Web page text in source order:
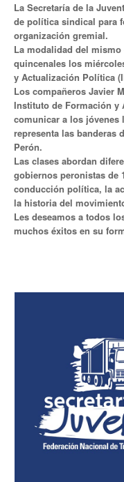
Notas
Política de Privacidad
Buscar
Secretarías
Secretaría general
Secretaría general adjunta
Secretaría de actas
Secretaría gremial
Secretaría Administrativa
Secretaría de
Secretaría de Coord.
Secretaría Evol. del
Secretaría de
La Secretaría de la
de política sindical para
organización gremial.
La modalidad del
quincenales los
y Actualización Política
Los compañeros Javier
Instituto de Formación y
comunicar a los
representa las banderas
Perón.
Las clases abordan
gobiernos peronistas de
conducción política, la
la historia del
Les deseamos a todos
muchos éxitos en su